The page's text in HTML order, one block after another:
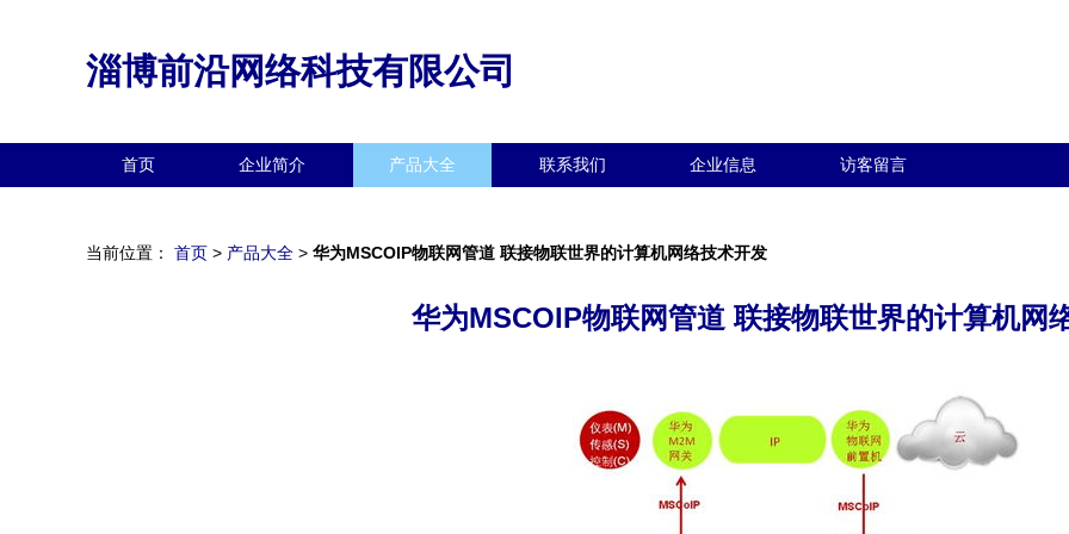
淄博前沿网络科技有限公司
首页 企业简介 产品大全 联系我们 企业信息 访客留言
当前位置： 首页 > 产品大全 > 华为MSCOIP物联网管道 联接物联世界的计算机网络技术开发
华为MSCOIP物联网管道 联接物联世界的计算机网